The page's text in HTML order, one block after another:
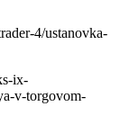
4/ustanovka-
ix-
v-torgovom-